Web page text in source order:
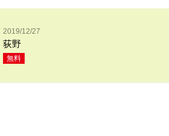
2019/12/27
荻野
無料